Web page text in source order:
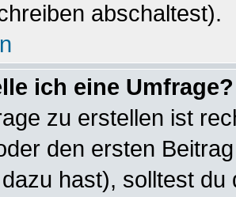
abschaltest).
ich eine Umfrage?
zu erstellen ist
den ersten
hast), solltest